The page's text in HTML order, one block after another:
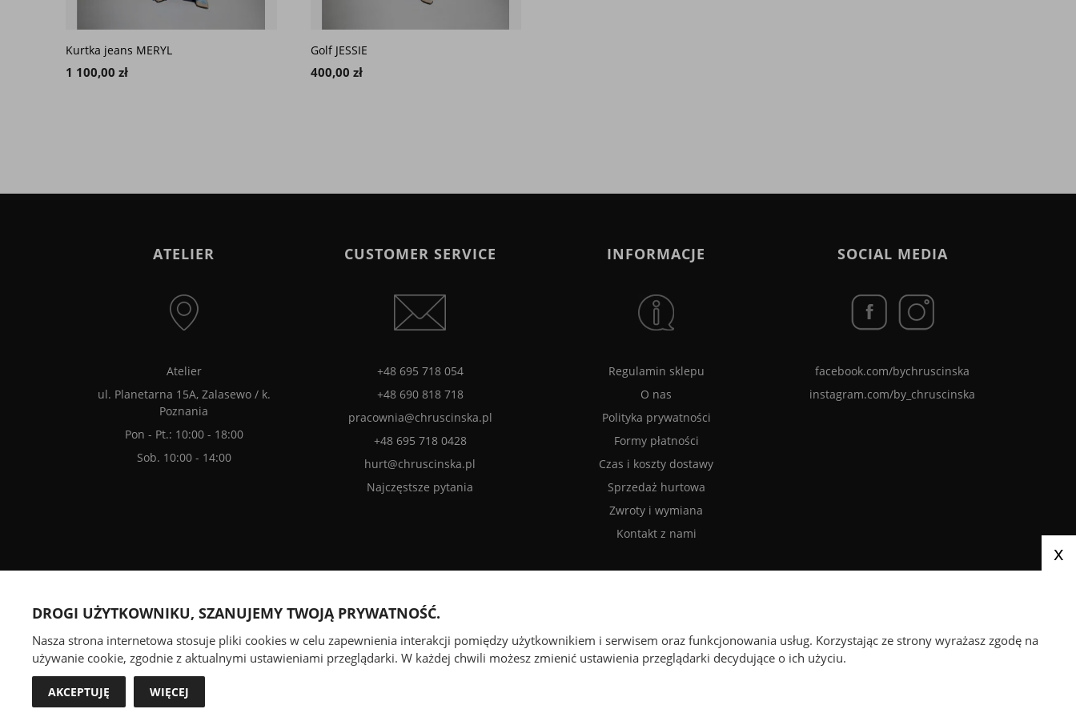
Kurtka jeans MERYL
1 100,00 zł
Golf JESSIE
400,00 zł
ATELIER
Atelier
ul. Planetarna 15A, Zalasewo / k.
Poznania
Pon - Pt.: 10:00 - 18:00
Sob. 10:00 - 14:00
CUSTOMER SERVICE
+48 695 718 054
+48 690 818 718
pracownia@chruscinska.pl
+48 695 718 0428
hurt@chruscinska.pl
Najczęstsze pytania
INFORMACJE
Regulamin sklepu
O nas
Polityka prywatności
Formy płatności
Czas i koszty dostawy
Sprzedaż hurtowa
Zwroty i wymiana
Kontakt z nami
SOCIAL MEDIA
facebook.com/bychruscinska
instagram.com/by_chruscinska
DROGI UŻYTKOWNIKU, SZANUJEMY TWOJĄ PRYWATNOŚĆ.
Nasza strona internetowa stosuje pliki cookies w celu zapewnienia interakcji pomiędzy użytkownikiem i serwisem oraz funkcjonowania usług. Korzystając ze strony wyrażasz zgodę na
używanie cookie, zgodnie z aktualnymi ustawieniami przeglądarki. W każdej chwili możesz zmienić ustawienia przeglądarki decydujące o ich użyciu.
AKCEPTUJĘ WIĘCEJ
x